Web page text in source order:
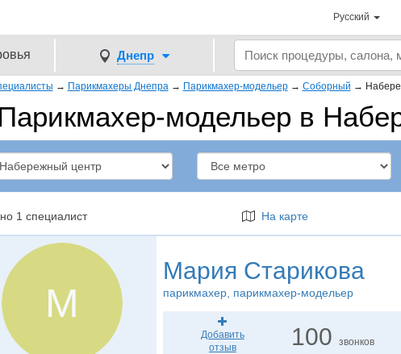
Русский
Днепр
→ Парикмахеры Днепра → Парикмахер-модельер → Соборный →
модельер в
1 специалист На карте
М
Мария Старикова
парикмахер, парикмахер-модельер
Добавить
отзыв
100звонков